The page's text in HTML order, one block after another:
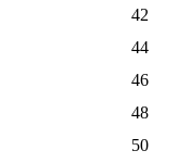
42
44
46
48
50